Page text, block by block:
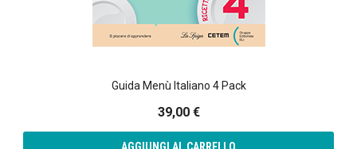
Guida Menù Italiano 4 Pack
39,00 €